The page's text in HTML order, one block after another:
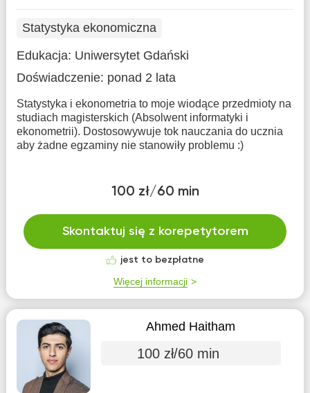
Statystyka ekonomiczna
Edukacja: Uniwersytet Gdański
Doświadczenie: ponad 2 lata
Statystyka i ekonometria to moje wiodące przedmioty na
studiach magisterskich (Absolwent informatyki i
ekonometrii). Dostosowywuje tok nauczania do ucznia
aby żadne egzaminy nie stanowiły problemu :)
100 zł/60 min
Skontaktuj się z korepetytorem
jest to bezpłatne
Więcej informacji
Ahmed Haitham
100 zł/60 min